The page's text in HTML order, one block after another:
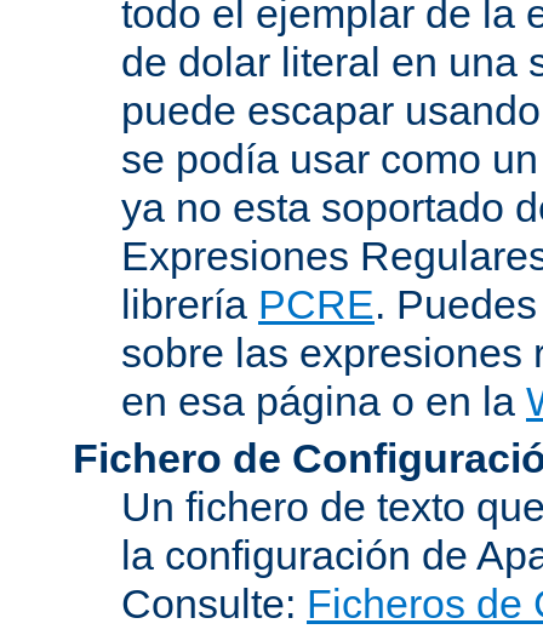
todo el ejemplar de la
de dolar literal en una
puede escapar
se podía usar como
ya no esta soportado
Expresiones
librería PCRE.
sobre las expresiones
en esa página o en la
Fichero de
Un fichero de texto
la configuración de
Consulte: Ficheros de